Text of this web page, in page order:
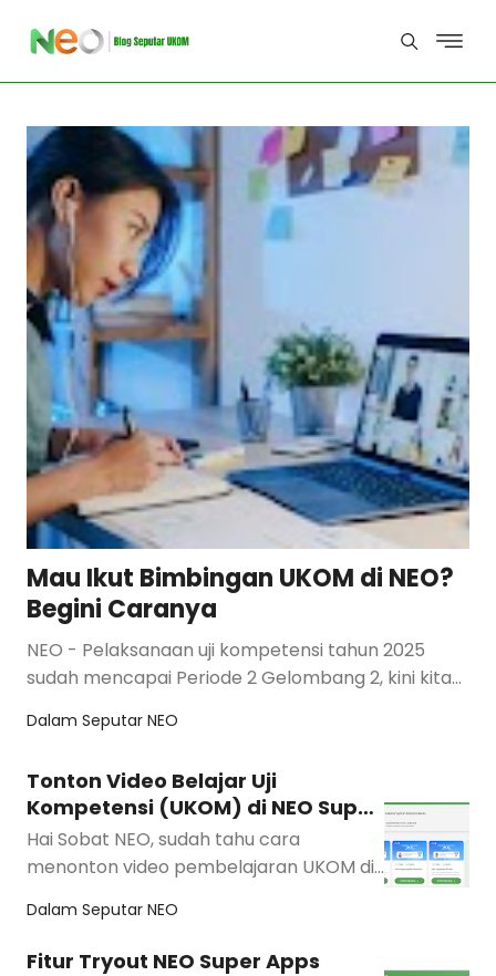
Mau Ikut Bimbingan UKOM di NEO?
Begini Caranya
NEO - Pelaksanaan uji kompetensi tahun 2025
sudah mencapai Periode 2 Gelombang 2, kini kita
Dalam Seputar NEO
Tonton Video Belajar Uji
Kompetensi (UKOM) di NEO Super
Apps
Hai Sobat NEO, sudah tahu cara
menonton video pembelajaran UKOM di
Dalam Seputar NEO
Fitur Tryout NEO Super Apps